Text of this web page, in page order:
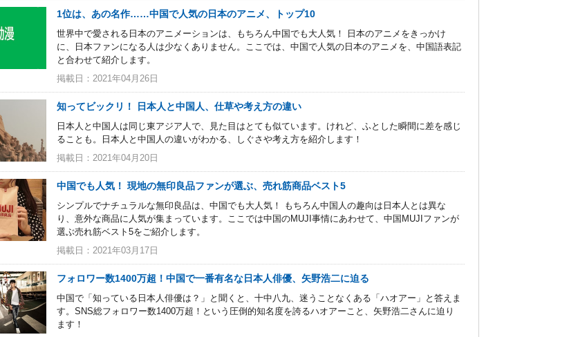
1位は、あの名作……中国で人気の日本のアニメ、トップ10
世界中で愛される日本のアニメーションは、もちろん中国でも大人気！ 日本のアニメをきっかけ
に、日本ファンになる人は少なくありません。ここでは、中国で人気の日本のアニメを、中国語表記
と合わせて紹介します。
掲載日：2021年04月26日
知ってビックリ！ 日本人と中国人、仕草や考え方の違い
日本人と中国人は同じ東アジア人で、見た目はとても似ています。けれど、ふとした瞬間に差を感じ
ることも。日本人と中国人の違いがわかる、しぐさや考え方を紹介します！
掲載日：2021年04月20日
中国でも人気！ 現地の無印良品ファンが選ぶ、売れ筋商品ベスト5
シンプルでナチュラルな無印良品は、中国でも大人気！ もちろん中国人の趣向は日本人とは異な
り、意外な商品に人気が集まっています。ここでは中国のMUJI事情にあわせて、中国MUJIファンが
選ぶ売れ筋ベスト5をご紹介します。
掲載日：2021年03月17日
フォロワー数1400万超！中国で一番有名な日本人俳優、矢野浩二に迫る
中国で「知っている日本人俳優は？」と聞くと、十中八九、迷うことなくある「ハオアー」と答えま
す。SNS総フォロワー数1400万超！という圧倒的知名度を誇るハオアーこと、矢野浩二さんに迫り
ます！